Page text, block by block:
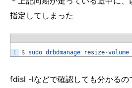
指定してしまった
1 $ sudo drbdmanage resize-volume
fdisl -lなどで確認しても分かるの